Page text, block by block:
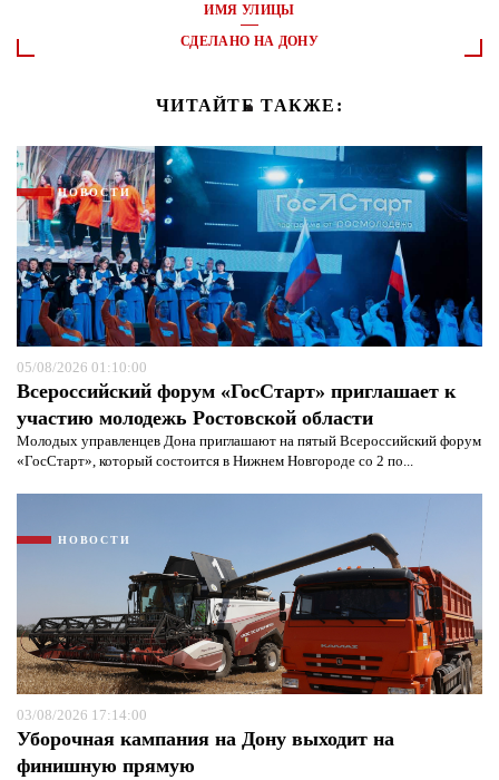
ИМЯ УЛИЦЫ
СДЕЛАНО НА ДОНУ
ЧИТАЙТЕ ТАКЖЕ:
НОВОСТИ
05/08/2026 01:10:00
Всероссийский форум «ГосСтарт» приглашает к
участию молодежь Ростовской области
Молодых управленцев Дона приглашают на пятый Всероссийский форум
«ГосСтарт», который состоится в Нижнем Новгороде со 2 по...
НОВОСТИ
03/08/2026 17:14:00
Уборочная кампания на Дону выходит на
финишную прямую